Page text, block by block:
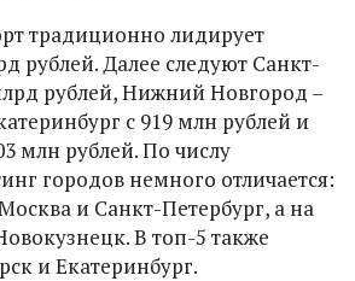
традиционно лидирует
рублей. Далее следуют Санкт-
рублей, Нижний Новгород –
с 919 млн рублей и
млн рублей. По числу
городов немного отличается:
и Санкт-Петербург, а на
В топ-5 также
и Екатеринбург.